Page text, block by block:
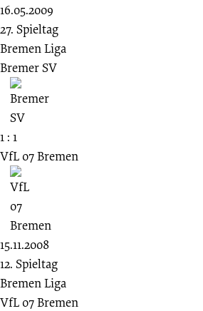
16.05.2009
27. Spieltag
Bremen Liga
Bremer SV
1 : 1
VfL 07 Bremen
15.11.2008
12. Spieltag
Bremen Liga
VfL 07 Bremen